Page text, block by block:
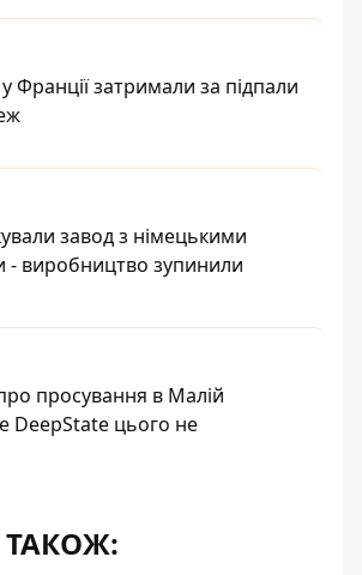
Франції затримали за підпали
завод з німецькими
- виробництво зупинили
просування в Малій
DeepState цього не
ТАКОЖ: